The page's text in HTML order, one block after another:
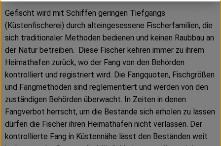
Gefischt wird mit Schiffen geringen Tiefgangs
(Küstenfischerei) durch alteingesessene Fischerfamilien, die
sich traditionaler Methoden bedienen und keinen Raubbau an
der Natur betreiben.
Diese Fischer kehren immer zu ihrem
Heimathafen zurück, wo der Fang von den Behörden
kontrolliert und registriert wird. Die Fangquoten, Fischgrößen
und Fangmethoden sind reglementiert und werden von den
zuständigen Behörden überwacht. In Zeiten in denen
Fangverbot herrscht, um die Bestände sich erholen zu lassen
dürfen die Fischer ihren Heimathafen nicht verlassen. Der
kontrollierte Fang in Küstennähe lässt den Beständen weit